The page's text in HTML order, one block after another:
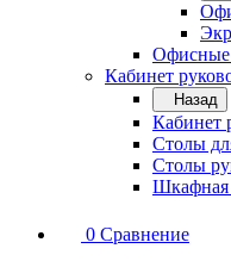
Офисные
Кабинет
Назад
Кабинет
Столы
Столы
Шкафная
0 Сравнение